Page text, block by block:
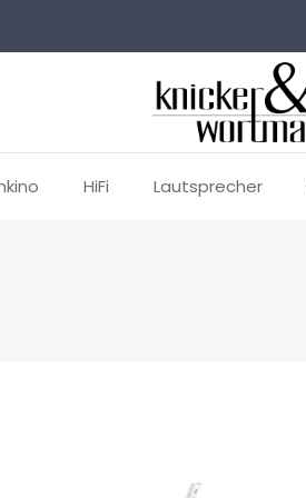
HiFi Lautsprecher